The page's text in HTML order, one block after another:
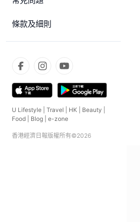
條款及細則
U Lifestyle Travel HK Beauty
Food
Blog e-zone
香港經濟日報版權所有©2026